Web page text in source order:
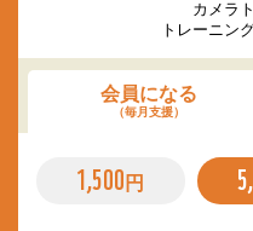
カメラ
トレーニン
会員になる
（毎月支援）
1,500 円